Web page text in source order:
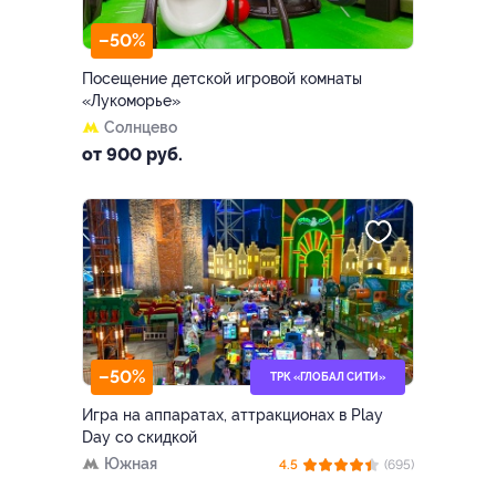
–50%
Посещение детской игровой комнаты
«Лукоморье»
Солнцево
от 900 руб.
–50% ТРК «ГЛОБАЛ СИТИ»
Игра на аппаратах, аттракционах в Play
Day со скидкой
Южная
4.5
(695)